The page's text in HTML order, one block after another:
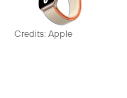
Credits: Apple